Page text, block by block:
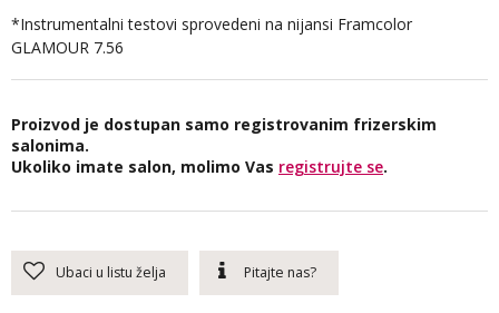
*Instrumentalni testovi sprovedeni na nijansi Framcolor
GLAMOUR 7.56
Proizvod je dostupan samo registrovanim frizerskim
salonima.
Ukoliko imate salon, molimo Vas registrujte se.
Ubaci u listu želja Pitajte nas?